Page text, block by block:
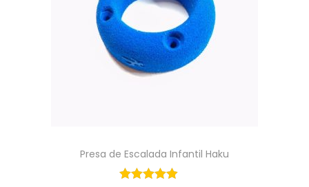
Presa de Escalada Infantil Haku